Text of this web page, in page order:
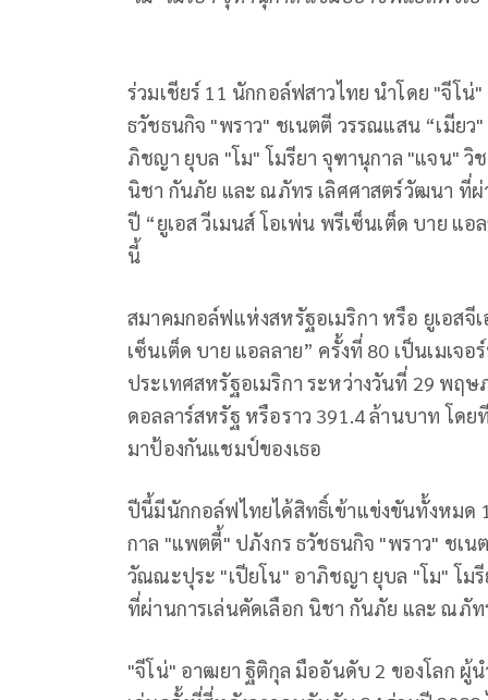
ร่วมเชียร์ 11 นักกอล์ฟสาวไทย นำโดย "จีโ
ธวัชธนกิจ "พราว" ชเนตตี วรรณแสน “เมีย
ภิชญา ยุบล "โม" โมรียา จุฑานุกาล "แจน"
นิชา กันภัย และ ณภัทร เลิศศาสตร์วัฒนา ที่ผ่
ปี “ยูเอส วีเมนส์ โอเพ่น พรีเซ็นเต็ด บาย แ
นี้
สมาคมกอล์ฟแห่งสหรัฐอเมริกา หรือ ยูเอสจี
เซ็นเต็ด บาย แอลลาย” ครั้งที่ 80 เป็นเมเจ
ประเทศสหรัฐอเมริกา ระหว่างวันที่ 29 พฤษ
ดอลลาร์สหรัฐ หรือราว 391.4 ล้านบาท โด
มาป้องกันแชมป์ของเธอ
ปีนี้มีนักกอล์ฟไทยได้สิทธิ์เข้าแข่งขันทั้งหมด
กาล "แพตตี้" ปภังกร ธวัชธนกิจ "พราว" ชเ
วัณณะปุระ "เปียโน" อาภิชญา ยุบล "โม" โม
ที่ผ่านการเล่นคัดเลือก นิชา กันภัย และ ณภั
"จีโน่" อาฒยา ฐิติกุล มืออันดับ 2 ของโลก ผู้